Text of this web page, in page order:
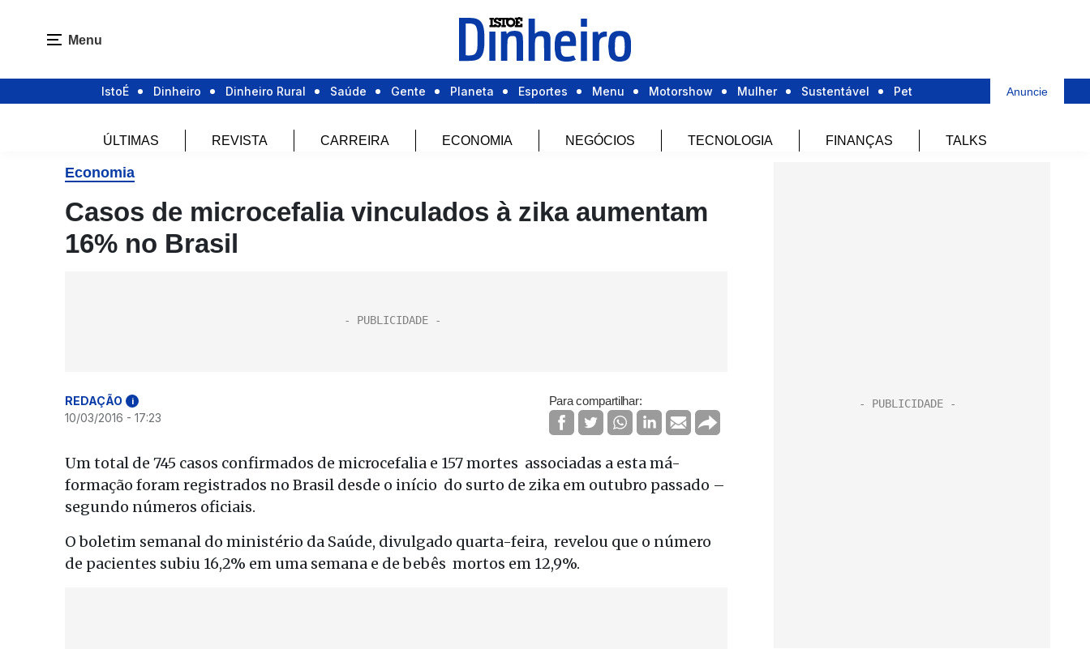
Menu
IstoÉ Dinheiro Dinheiro Rural Saúde Gente Planeta Esportes Menu Motorshow Mulher Sustentável Pet Anuncie
ÚLTIMAS REVISTA CARREIRA ECONOMIA NEGÓCIOS TECNOLOGIA FINANÇAS TALKS
Economia
Casos de microcefalia vinculados à zika aumentam
16% no Brasil
REDAÇÃO i
10/03/2016 - 17:23
Para compartilhar:
Um total de 745 casos confirmados de microcefalia e 157 mortes associadas a esta má-
formação foram registrados no Brasil desde o início do surto de zika em outubro passado –
segundo números oficiais.
O boletim semanal do ministério da Saúde, divulgado quarta-feira, revelou que o número
de pacientes subiu 16,2% em uma semana e de bebês mortos em 12,9%.